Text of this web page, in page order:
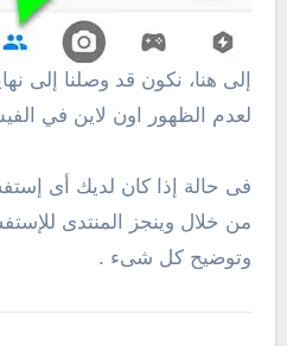
إلى هنا، نكون قد وصلنا إلى
لعدم الظهور اون لاين في
فى حالة إذا كان لديك أى
من خلال وينجز المنتدى
وتوضيح كل شىء .